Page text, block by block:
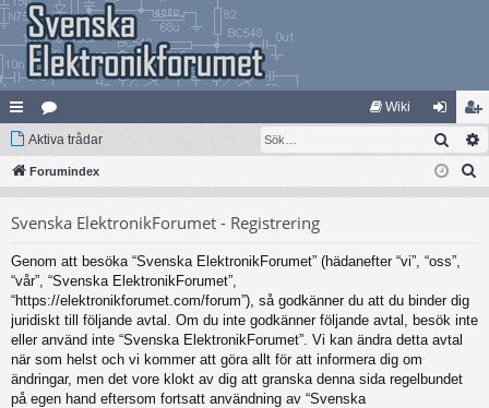
na
bb
ar
at
eg
Wiki
og
ga
li
m
Aktiva trådar Sök
Forumindex
Svenska ElektronikForumet - Registrering
Genom att besöka “Svenska ElektronikForumet” (hädanefter “vi”, “oss”,
“vår”, “Svenska ElektronikForumet”,
“https://elektronikforumet.com/forum”), så godkänner du att du binder dig
juridiskt till följande avtal. Om du inte godkänner följande avtal, besök inte
eller använd inte “Svenska ElektronikForumet”. Vi kan ändra detta avtal
när som helst och vi kommer att göra allt för att informera dig om
ändringar, men det vore klokt av dig att granska denna sida regelbundet
på egen hand eftersom fortsatt användning av “Svenska